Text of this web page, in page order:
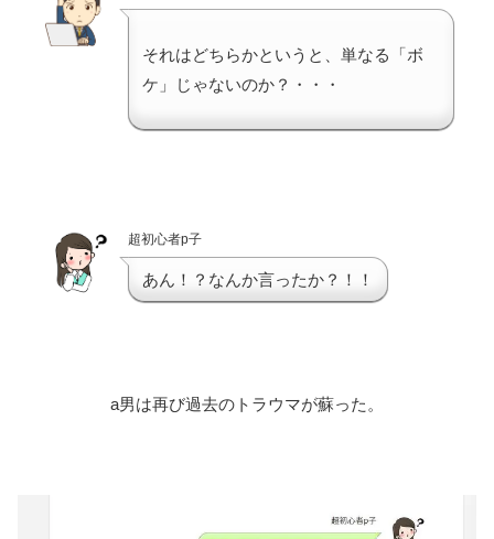
それはどちらかというと、単なる「ボ
ケ」じゃないのか？・・・
超初心者p子
あん！？なんか言ったか？！！
a男は再び過去のトラウマが蘇った。